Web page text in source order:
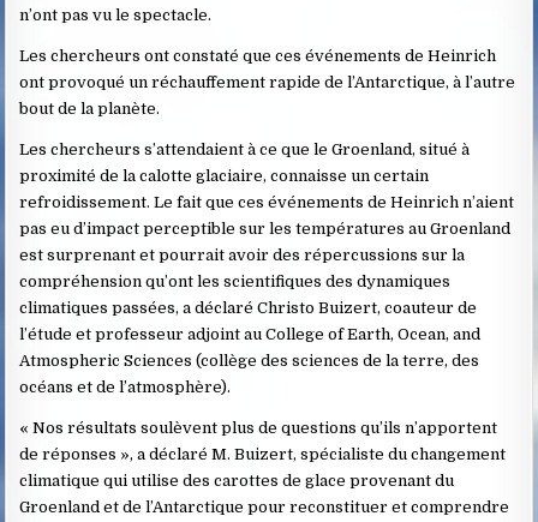
n’ont pas vu le spectacle.
Les chercheurs ont constaté que ces événements de Heinrich
ont provoqué un réchauffement rapide de l’Antarctique, à l’autre
bout de la planète.
Les chercheurs s’attendaient à ce que le Groenland, situé à
proximité de la calotte glaciaire, connaisse un certain
refroidissement. Le fait que ces événements de Heinrich n’aient
pas eu d’impact perceptible sur les températures au Groenland
est surprenant et pourrait avoir des répercussions sur la
compréhension qu’ont les scientifiques des dynamiques
climatiques passées, a déclaré Christo Buizert, coauteur de
l’étude et professeur adjoint au College of Earth, Ocean, and
Atmospheric Sciences (collège des sciences de la terre, des
océans et de l’atmosphère).
« Nos résultats soulèvent plus de questions qu’ils n’apportent
de réponses », a déclaré M. Buizert, spécialiste du changement
climatique qui utilise des carottes de glace provenant du
Groenland et de l’Antarctique pour reconstituer et comprendre